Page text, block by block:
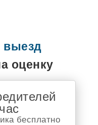
выезд
оценку
бесплатно